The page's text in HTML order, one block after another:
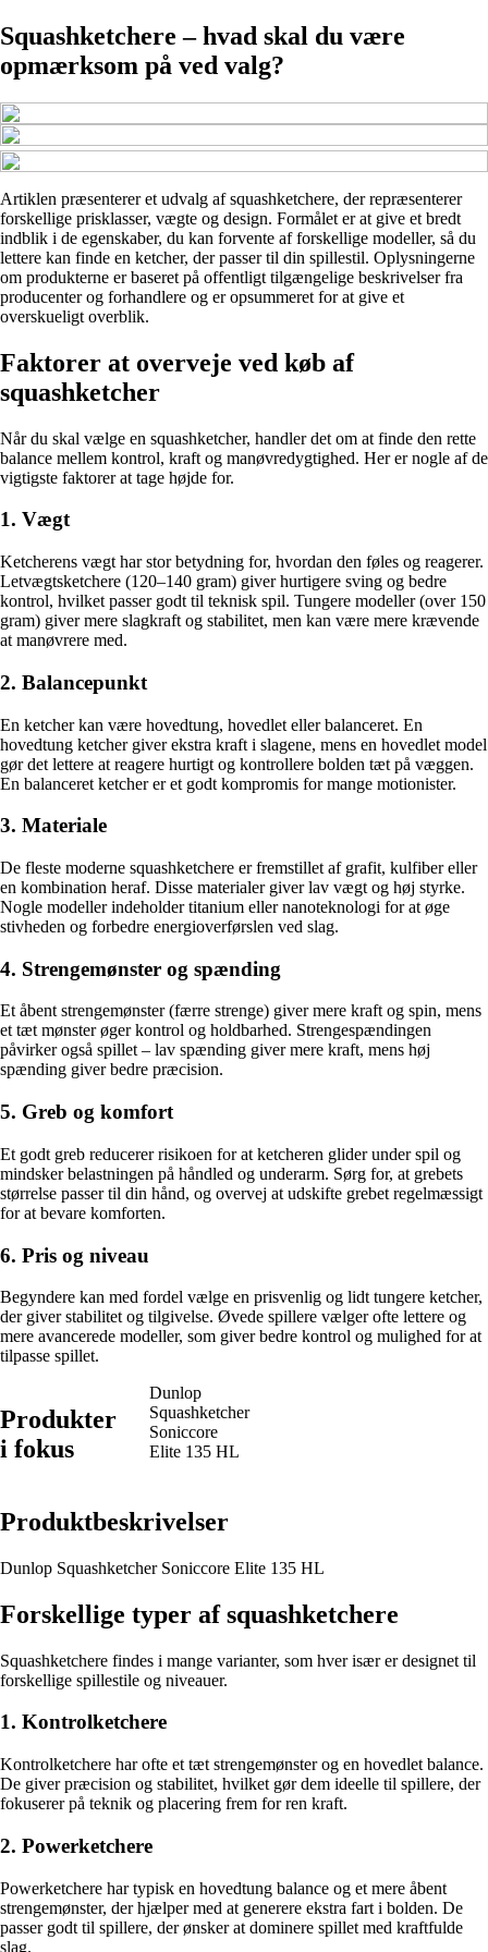
Squashketchere – hvad skal du være
opmærksom på ved valg?
Artiklen præsenterer et udvalg af squashketchere, der repræsenterer
forskellige prisklasser, vægte og design. Formålet er at give et bredt
indblik i de egenskaber, du kan forvente af forskellige modeller, så du
lettere kan finde en ketcher, der passer til din spillestil. Oplysningerne
om produkterne er baseret på offentligt tilgængelige beskrivelser fra
producenter og forhandlere og er opsummeret for at give et
overskueligt overblik.
Faktorer at overveje ved køb af
squashketcher
Når du skal vælge en squashketcher, handler det om at finde den rette
balance mellem kontrol, kraft og manøvredygtighed. Her er nogle af de
vigtigste faktorer at tage højde for.
1. Vægt
Ketcherens vægt har stor betydning for, hvordan den føles og reagerer.
Letvægtsketchere (120–140 gram) giver hurtigere sving og bedre
kontrol, hvilket passer godt til teknisk spil. Tungere modeller (over 150
gram) giver mere slagkraft og stabilitet, men kan være mere krævende
at manøvrere med.
2. Balancepunkt
En ketcher kan være hovedtung, hovedlet eller balanceret. En
hovedtung ketcher giver ekstra kraft i slagene, mens en hovedlet model
gør det lettere at reagere hurtigt og kontrollere bolden tæt på væggen.
En balanceret ketcher er et godt kompromis for mange motionister.
3. Materiale
De fleste moderne squashketchere er fremstillet af grafit, kulfiber eller
en kombination heraf. Disse materialer giver lav vægt og høj styrke.
Nogle modeller indeholder titanium eller nanoteknologi for at øge
stivheden og forbedre energioverførslen ved slag.
4. Strengemønster og spænding
Et åbent strengemønster (færre strenge) giver mere kraft og spin, mens
et tæt mønster øger kontrol og holdbarhed. Strengespændingen
påvirker også spillet – lav spænding giver mere kraft, mens høj
spænding giver bedre præcision.
5. Greb og komfort
Et godt greb reducerer risikoen for at ketcheren glider under spil og
mindsker belastningen på håndled og underarm. Sørg for, at grebets
størrelse passer til din hånd, og overvej at udskifte grebet regelmæssigt
for at bevare komforten.
6. Pris og niveau
Begyndere kan med fordel vælge en prisvenlig og lidt tungere ketcher,
der giver stabilitet og tilgivelse. Øvede spillere vælger ofte lettere og
mere avancerede modeller, som giver bedre kontrol og mulighed for at
tilpasse spillet.
Produkter
i fokus
Dunlop
Squashketcher
Soniccore
Elite 135 HL
Produktbeskrivelser
Dunlop Squashketcher Soniccore Elite 135 HL
Forskellige typer af squashketchere
Squashketchere findes i mange varianter, som hver især er designet til
forskellige spillestile og niveauer.
1. Kontrolketchere
Kontrolketchere har ofte et tæt strengemønster og en hovedlet balance.
De giver præcision og stabilitet, hvilket gør dem ideelle til spillere, der
fokuserer på teknik og placering frem for ren kraft.
2. Powerketchere
Powerketchere har typisk en hovedtung balance og et mere åbent
strengemønster, der hjælper med at generere ekstra fart i bolden. De
passer godt til spillere, der ønsker at dominere spillet med kraftfulde
slag.